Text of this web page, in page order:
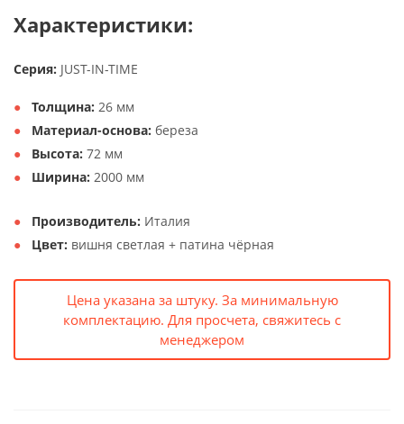
Характеристики:
Серия: JUST-IN-TIME
Толщина: 26 мм
Материал-основа: береза
Высота: 72 мм
Ширина: 2000 мм
Производитель: Италия
Цвет: вишня светлая + патина чёрная
Цена указана за штуку. За минимальную
комплектацию. Для просчета, свяжитесь с
менеджером